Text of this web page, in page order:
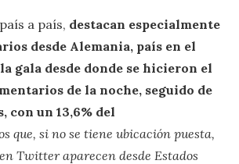
a país, destacan especialmente
desde Alemania, país en el
gala desde donde se hicieron el
de la noche, seguido de
con un 13,6% del
que, si no se tiene ubicación puesta,
Twitter aparecen desde Estados